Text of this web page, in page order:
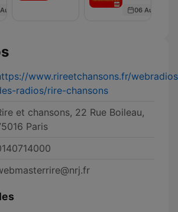
2025
chronique
Club06 Aug 2025
www.rireetchansons.fr/
radios/rire-chansons
et chansons, 22 Rue Boileau,
Paris